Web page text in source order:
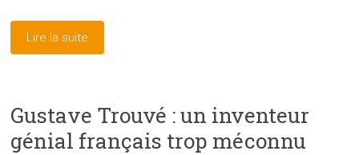
Lire la suite
Gustave Trouvé : un inventeur
génial français trop méconnu